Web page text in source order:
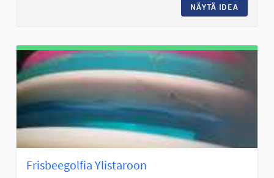
NÄYTÄ IDEA
Frisbeegolfia Ylistaroon